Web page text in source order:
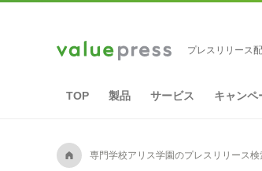
プレスリリース
TOP 製品 サービス キャンペ
A 専門学校アリス学園のプレスリリース検